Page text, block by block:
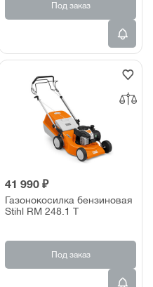
Под заказ
41 990 ₽
Газонокосилка бензиновая
Stihl RM 248.1 T
Под заказ